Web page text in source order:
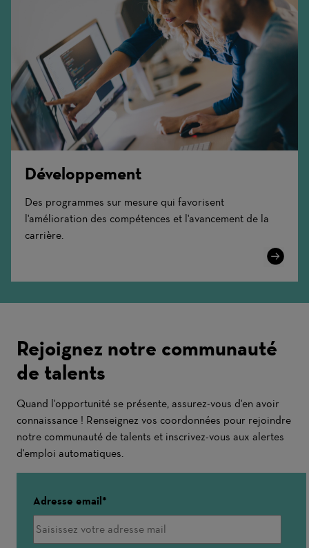
Développement
Des programmes sur mesure qui favorisent
l'amélioration des compétences et l'avancement de la
carrière.
Learn
Rejoignez notre communauté
de talents
Quand l'opportunité se présente, assurez-vous d'en avoir
connaissance ! Renseignez vos coordonnées pour rejoindre
notre communauté de talents et inscrivez-vous aux alertes
d'emploi automatiques.
Adresse email